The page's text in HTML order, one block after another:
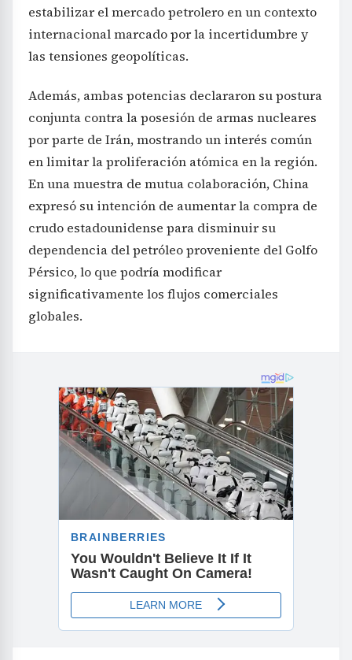
estabilizar el mercado petrolero en un contexto
internacional marcado por la incertidumbre y
las tensiones geopolíticas.
Además, ambas potencias declararon su postura
conjunta contra la posesión de armas nucleares
por parte de Irán, mostrando un interés común
en limitar la proliferación atómica en la región.
En una muestra de mutua colaboración, China
expresó su intención de aumentar la compra de
crudo estadounidense para disminuir su
dependencia del petróleo proveniente del Golfo
Pérsico, lo que podría modificar
significativamente los flujos comerciales
globales.